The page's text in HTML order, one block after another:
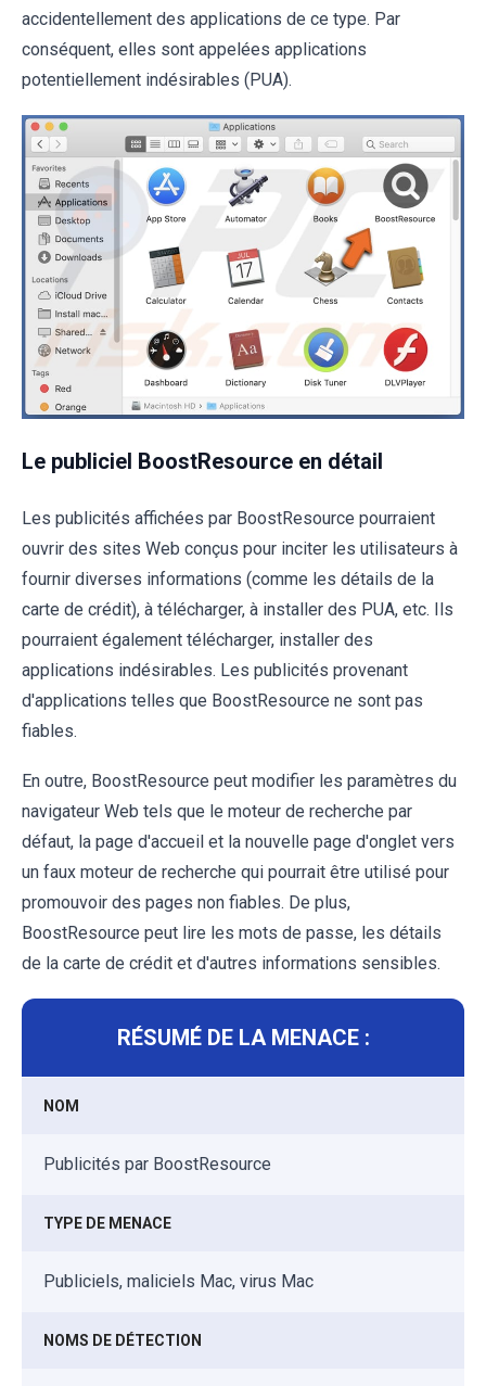
accidentellement des applications de ce type. Par
conséquent, elles sont appelées applications
potentiellement indésirables (PUA).
Le publiciel BoostResource en détail
Les publicités affichées par BoostResource pourraient
ouvrir des sites Web conçus pour inciter les utilisateurs à
fournir diverses informations (comme les détails de la
carte de crédit), à télécharger, à installer des PUA, etc. Ils
pourraient également télécharger, installer des
applications indésirables. Les publicités provenant
d'applications telles que BoostResource ne sont pas
fiables.
En outre, BoostResource peut modifier les paramètres du
navigateur Web tels que le moteur de recherche par
défaut, la page d'accueil et la nouvelle page d'onglet vers
un faux moteur de recherche qui pourrait être utilisé pour
promouvoir des pages non fiables. De plus,
BoostResource peut lire les mots de passe, les détails
de la carte de crédit et d'autres informations sensibles.
RÉSUMÉ DE LA MENACE :
NOM
Publicités par BoostResource
TYPE DE MENACE
Publiciels, maliciels Mac, virus Mac
NOMS DE DÉTECTION